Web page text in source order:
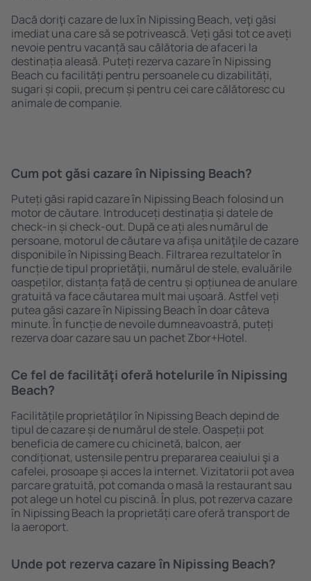
Dacă doriţi cazare de lux în Nipissing Beach, veţi găsi
imediat una care să se potrivească. Veți găsi tot ce aveți
nevoie pentru vacanță sau călătoria de afaceri la
destinația aleasă. Puteți rezerva cazare în Nipissing
Beach cu facilități pentru persoanele cu dizabilități,
sugari și copii, precum și pentru cei care călătoresc cu
animale de companie.
Cum pot găsi cazare în Nipissing Beach?
Puteți găsi rapid cazare în Nipissing Beach folosind un
motor de căutare. Introduceți destinația și datele de
check-in și check-out. După ce ați ales numărul de
persoane, motorul de căutare va afișa unităţile de cazare
disponibile în Nipissing Beach. Filtrarea rezultatelor în
funcție de tipul proprietăţii, numărul de stele, evaluările
oaspeților, distanța față de centru și opțiunea de anulare
gratuită va face căutarea mult mai ușoară. Astfel veți
putea găsi cazare în Nipissing Beach în doar câteva
minute. În funcție de nevoile dumneavoastră, puteți
rezerva doar cazare sau un pachet Zbor+Hotel.
Ce fel de facilităţi oferă hotelurile în Nipissing
Beach?
Facilitățile proprietăţilor în Nipissing Beach depind de
tipul de cazare și de numărul de stele. Oaspeții pot
beneficia de camere cu chicinetă, balcon, aer
condiționat, ustensile pentru prepararea ceaiului şi a
cafelei, prosoape și acces la internet. Vizitatorii pot avea
parcare gratuită, pot comanda o masă la restaurant sau
pot alege un hotel cu piscină. În plus, pot rezerva cazare
în Nipissing Beach la proprietăți care oferă transport de
la aeroport.
Unde pot rezerva cazare în Nipissing Beach?